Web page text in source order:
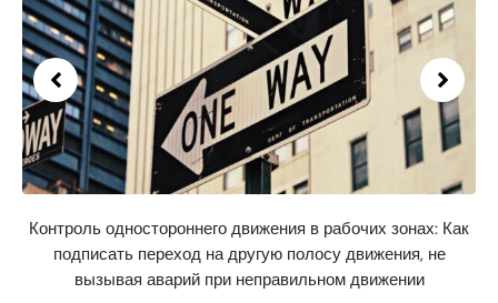
Контроль одностороннего движения в рабочих зонах: Как
подписать переход на другую полосу движения, не
вызывая аварий при неправильном движении